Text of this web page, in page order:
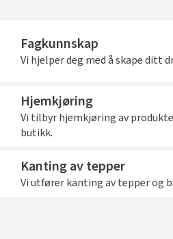
Fagkunnskap
Vi hjelper deg med å skape ditt
Hjemkjøring
Vi tilbyr hjemkjøring av
butikk.
Kanting av tepper
Vi utfører kanting av tepper og